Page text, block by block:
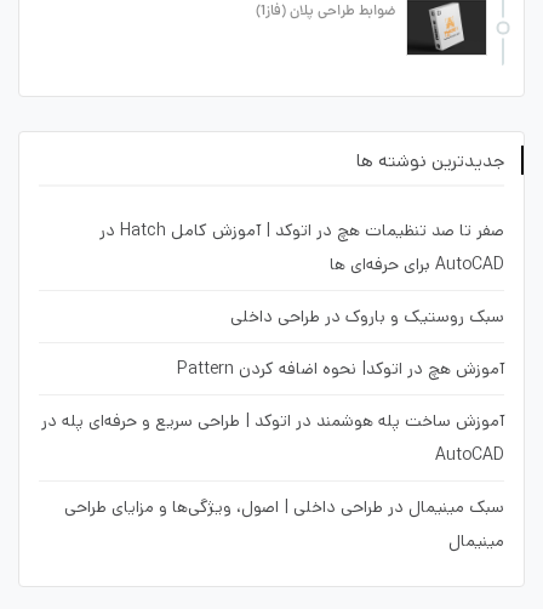
ضوابط طراحی پلان (فاز1)
جدیدترین نوشته ها
صفر تا صد تنظیمات هچ در اتوکد | آموزش کامل Hatch در
AutoCAD برای حرفه‌ای ها
سبک روستیک و باروک در طراحی داخلی
آموزش هچ در اتوکد| نحوه اضافه کردن Pattern
آموزش ساخت پله هوشمند در اتوکد | طراحی سریع و حرفه‌ای پله در
AutoCAD
سبک مینیمال در طراحی داخلی | اصول، ویژگی‌ها و مزایای طراحی
مینیمال